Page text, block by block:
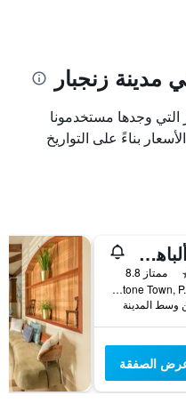
التي وجدها مستخدمونا
بناءً على التواريخ
مادينات ألباهر بيزنس آند سبا هوتل
ممتاز 8.8
Mbweni, Stone Town, P.O Box - 4858, مدينة زنجبار, تنزانيا
الصفقة